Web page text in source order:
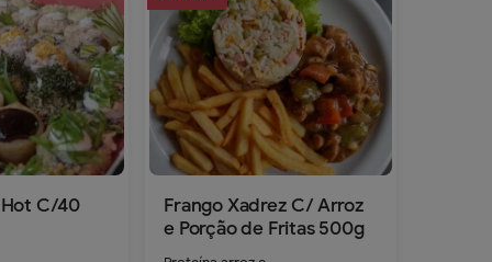
C/40
Frango Xadrez C/ Arroz
e Porção de Fritas 500g